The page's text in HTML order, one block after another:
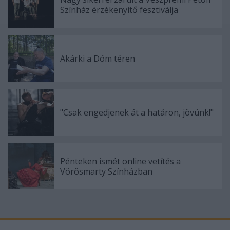
Színház érzékenyítő fesztiválja
Akárki a Dóm téren
"Csak engedjenek át a határon, jövünk!"
Pénteken ismét online vetítés a
Vörösmarty Színházban